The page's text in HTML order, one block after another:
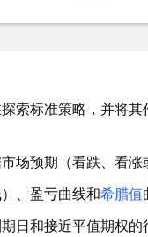
标准策略，并将其
场预期（看跌、看涨
、盈亏曲线和希腊值
日和接近平值期权的